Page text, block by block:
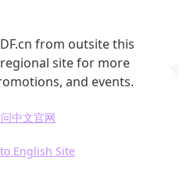
from outsite this
site for more
and events.
中文官网
English Site
文章